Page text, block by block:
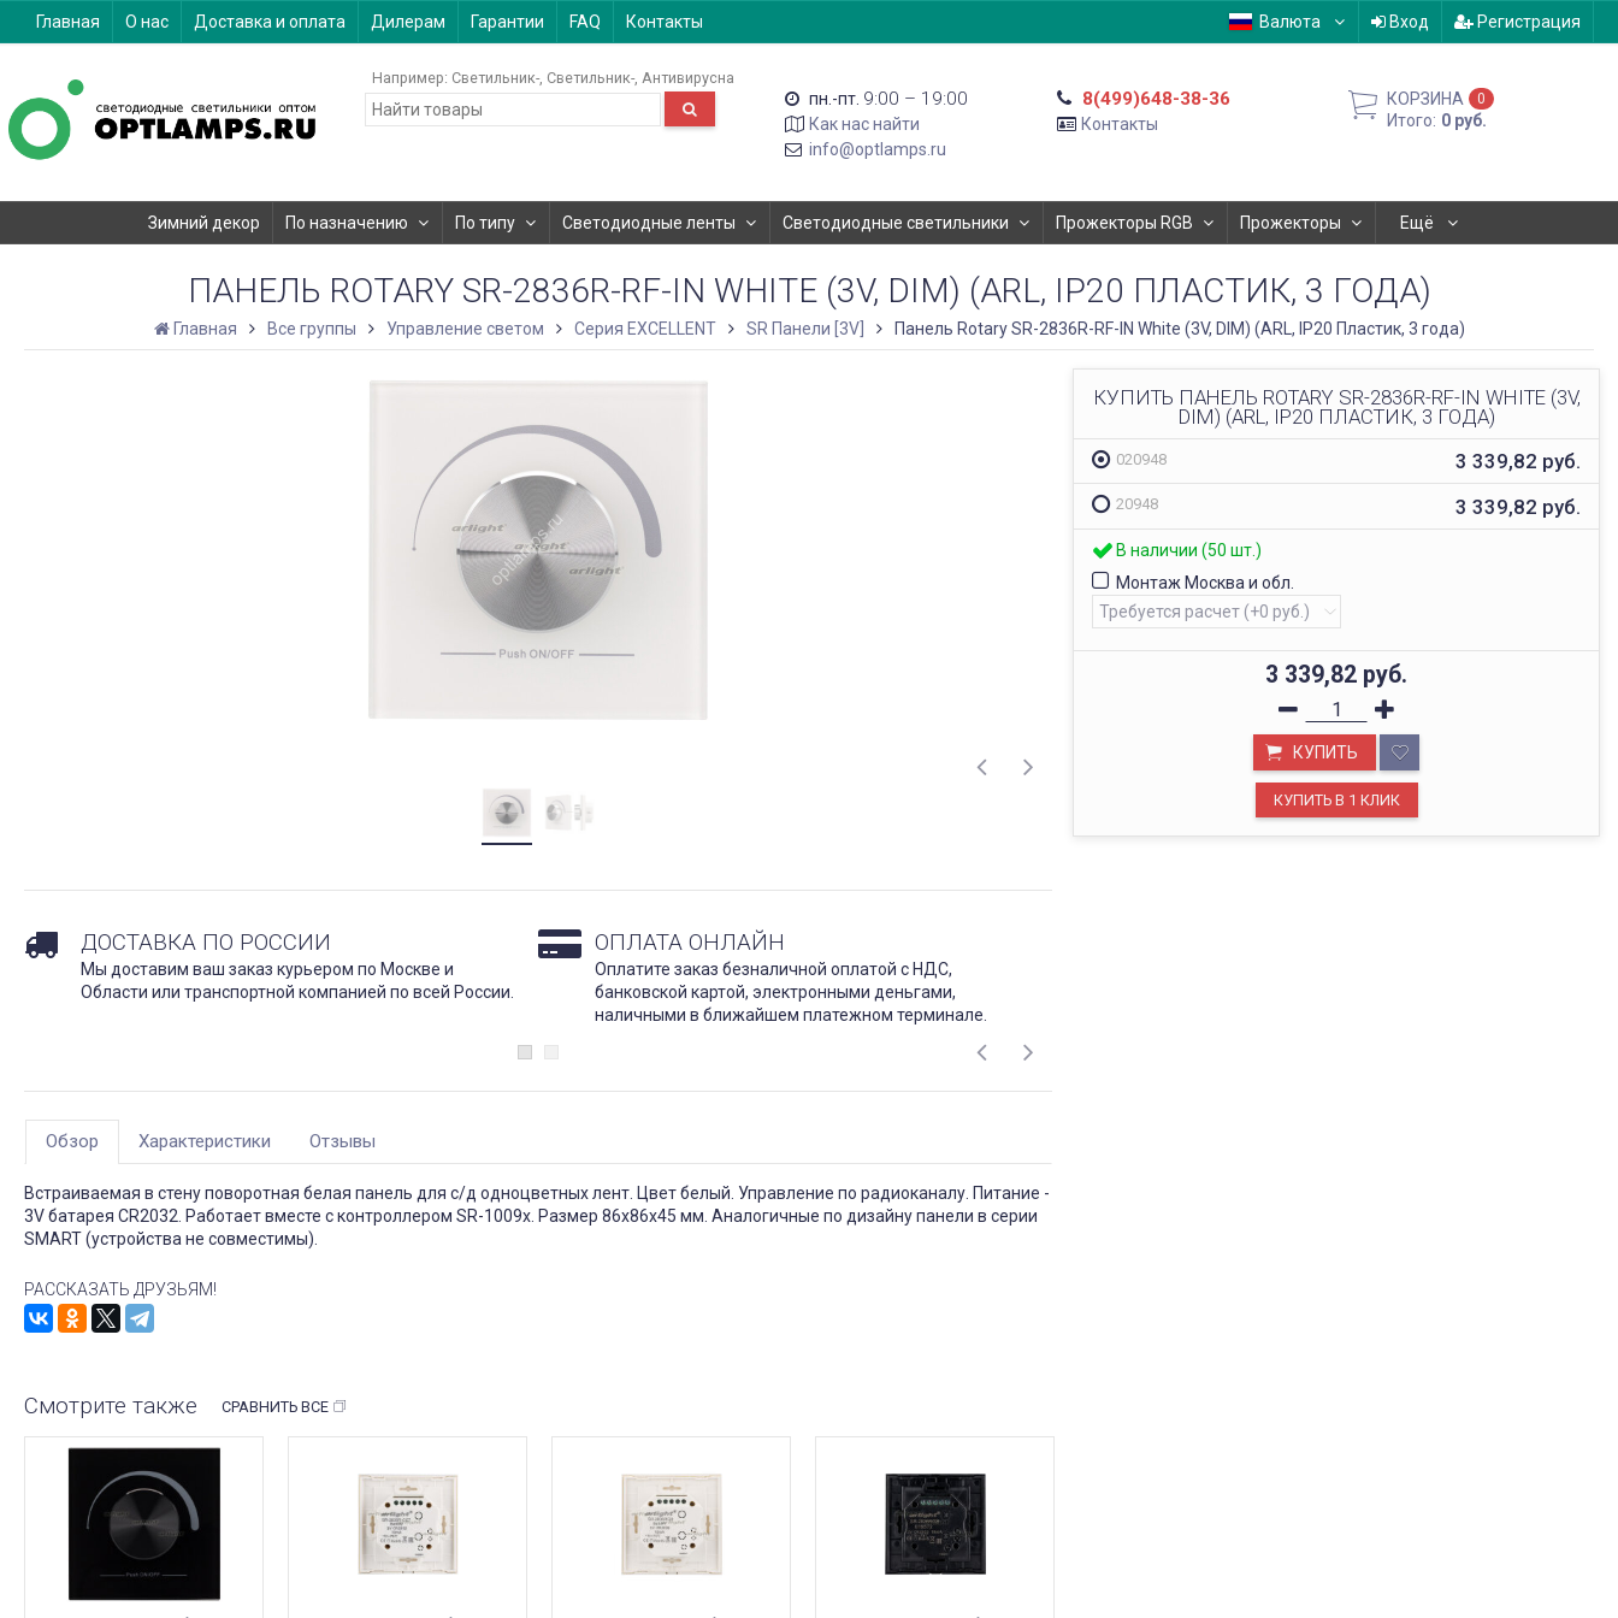
Главная О нас Доставка и оплата Дилерам Гарантии FAQ Контакты Валюта Вход Регистрация
Например: Светильник- Светильник- Антивирусна
пн.-пт. 9:00 – 19:00
Как нас найти
info@optlamps.ru
8(499)648-38-36
Контакты
КОРЗИНА 0
Итого: 0 руб.
Зимний декор По назначению По типу Светодиодные ленты Светодиодные светильники Прожекторы RGB Прожекторы Ещё
ПАНЕЛЬ ROTARY SR-2836R-RF-IN WHITE (3V, DIM) (ARL, IP20 ПЛАСТИК, 3 ГОДА)
Главная Все группы Управление светом Серия EXCELLENT SR Панели [3V] Панель Rotary SR-2836R-RF-IN White (3V, DIM) (ARL, IP20 Пластик, 3 года)
КУПИТЬ ПАНЕЛЬ ROTARY SR-2836R-RF-IN WHITE (3V,
DIM) (ARL, IP20 ПЛАСТИК, 3 ГОДА)
020948 3 339,82 руб.
20948 3 339,82 руб.
В наличии (50 шт.)
Монтаж Москва и обл.
3 339,82 руб.
КУПИТЬ
ДОСТАВКА ПО РОССИИ
Мы доставим ваш заказ курьером по Москве и
Области или транспортной компанией по всей России.
ОПЛАТА ОНЛАЙН
Оплатите заказ безналичной оплатой с НДС,
банковской картой, электронными деньгами,
наличными в ближайшем платежном терминале.
Обзор Характеристики Отзывы
Встраиваемая в стену поворотная белая панель для с/д одноцветных лент. Цвет белый. Управление по радиоканалу. Питание -
3V батарея CR2032. Работает вместе с контроллером SR-1009x. Размер 86х86х45 мм. Аналогичные по дизайну панели в серии
SMART (устройства не совместимы).
РАССКАЗАТЬ ДРУЗЬЯМ!
Смотрите также СРАВНИТЬ ВСЕ